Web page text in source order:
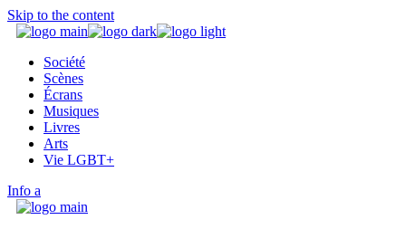
Skip to the content
Société
Scènes
Écrans
Musiques
Livres
Arts
Vie LGBT+
Info